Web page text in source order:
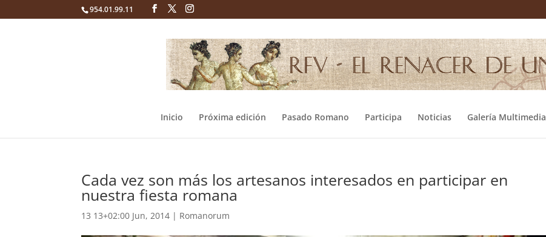
954.01.99.11
Inicio Próxima edición Pasado Romano Participa Noticias Galería Multimedia
Cada vez son más los artesanos interesados en participar en
nuestra fiesta romana
13 13+02:00 Jun, 2014 | Romanorum